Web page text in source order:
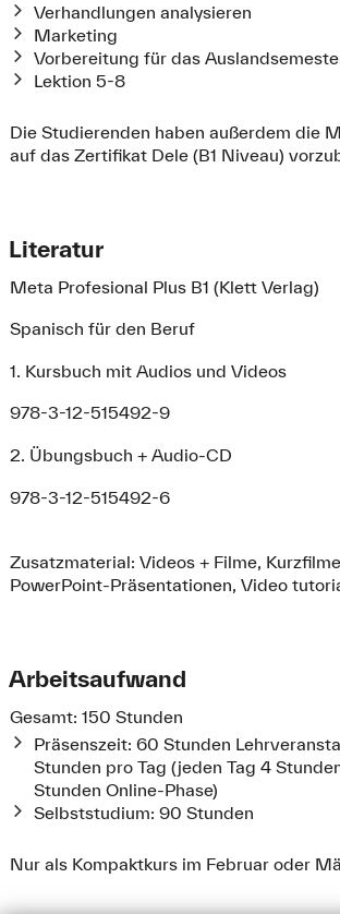
Verhandlungen analysieren
Marketing
Vorbereitung für das
Lektion 5-8
Die Studierenden haben außerdem die
auf das Zertifikat Dele (B1 Niveau)
Literatur
Meta Profesional Plus B1 (Klett Verlag)
Spanisch für den Beruf
1. Kursbuch mit Audios und Videos
978-3-12-515492-9
2. Übungsbuch + Audio-CD
978-3-12-515492-6
Zusatzmaterial: Videos + Filme,
PowerPoint-Präsentationen, Video
Arbeitsaufwand
Gesamt: 150 Stunden
Präsenszeit: 60 Stunden
Stunden pro Tag (jeden Tag 4
Stunden Online-Phase)
Selbststudium: 90 Stunden
Nur als Kompaktkurs im Februar oder